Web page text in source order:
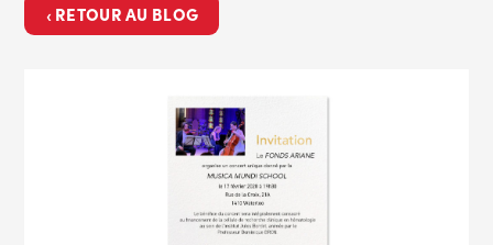
‹ RETOUR AU BLOG